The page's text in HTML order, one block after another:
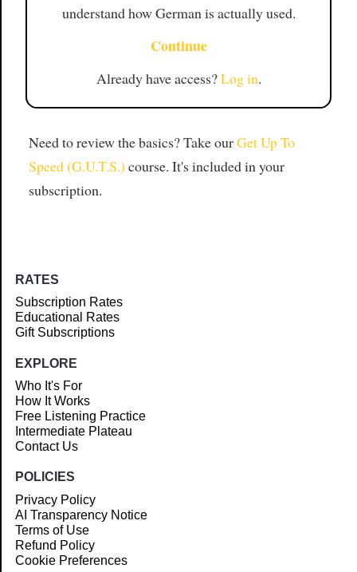
understand how German is actually used.
Continue
Already have access?Log in.
Need to review the basics? Take ourGet Up To
Speed (G.U.T.S.) course. It's included in your
subscription.
RATES
Subscription Rates
Educational Rates
Gift Subscriptions
EXPLORE
Who It's For
How It Works
Free Listening Practice
Intermediate Plateau
Contact Us
POLICIES
Privacy Policy
AI Transparency Notice
Terms of Use
Refund Policy
Cookie Preferences